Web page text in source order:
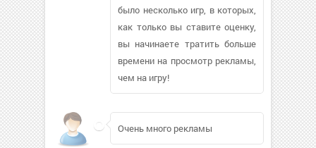
было несколько игр, в которых,
как только вы ставите оценку,
вы начинаете тратить больше
времени на просмотр рекламы,
чем на игру!
Очень много рекламы